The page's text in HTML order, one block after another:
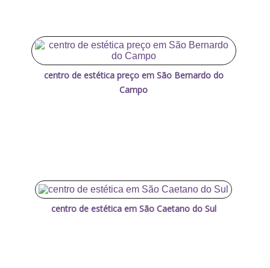
centro de estética preço em São Bernardo do
Campo
centro de estética em São Caetano do Sul